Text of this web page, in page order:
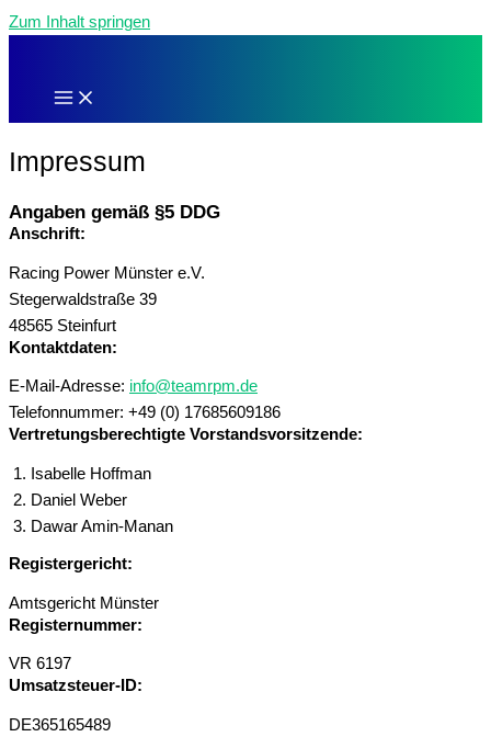
Zum Inhalt springen
Impressum
Angaben gemäß §5 DDG
Anschrift:
Racing Power Münster e.V.
Stegerwaldstraße 39
48565 Steinfurt
Kontaktdaten:
E-Mail-Adresse: info@teamrpm.de
Telefonnummer: +49 (0) 17685609186
Vertretungsberechtigte Vorstandsvorsitzende:
Isabelle Hoffman
Daniel Weber
Dawar Amin-Manan
Registergericht:
Amtsgericht Münster
Registernummer:
VR 6197
Umsatzsteuer-ID:
DE365165489